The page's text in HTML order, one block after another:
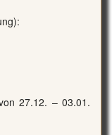
27.12. – 03.01.